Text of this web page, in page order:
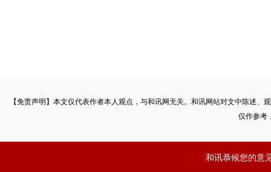
【免责声明】本文仅代表作者本人观点，与和讯网无关。和讯网站对文中陈述
仅作参考
和讯恭候您的意